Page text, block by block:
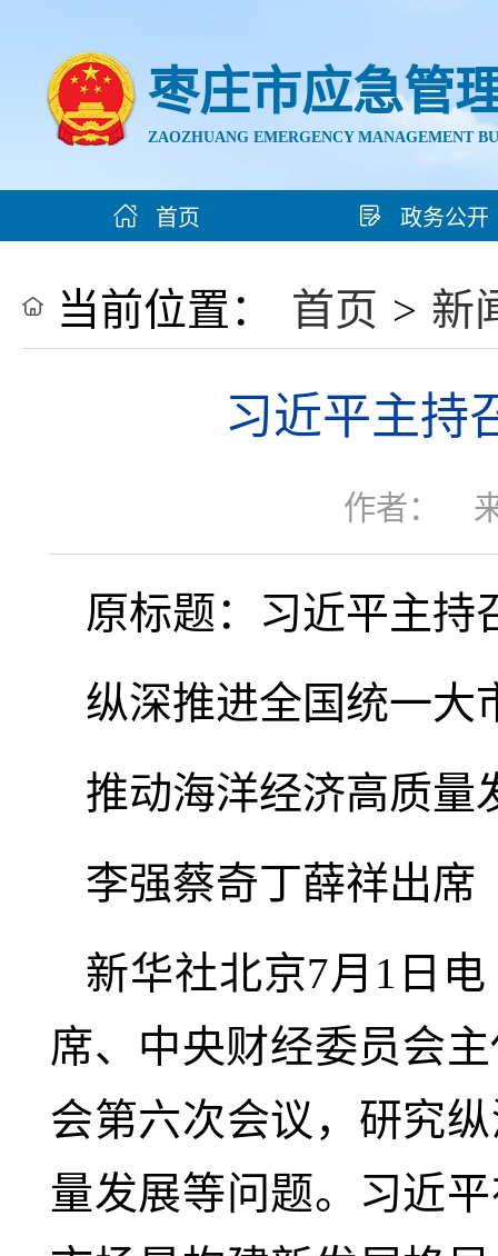
枣庄市应急管
ZAOZHUANG EMERGENCY MANAGEMENT
首页 政务公开
当前位置： 首页 > 新
习近平主持
作者：
原标题：习近平主持
纵深推进全国统一大
推动海洋经济高质量
李强蔡奇丁薛祥出席
新华社北京7月1日
席、中央财经委员会
会第六次会议，研究
量发展等问题。习近